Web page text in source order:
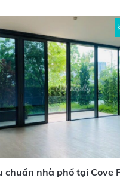
chuẩn nhà phố tại Cove